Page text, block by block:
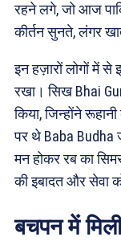
रहने लगे, जो आज
कीर्तन सुनते, लंगर
इन हज़ारों लोगों में से
रखा। सिख Bhai
किया, जिन्होंने
पर थे Baba Budha
मन होकर रब का
की इबादत और सेवा
बचपन में